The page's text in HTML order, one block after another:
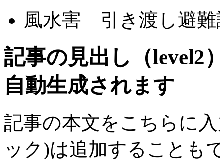
風水害 引き渡し避難
記事の見出し（level2
自動生成されます
記事の本文をこちらに
ック)は追加することも